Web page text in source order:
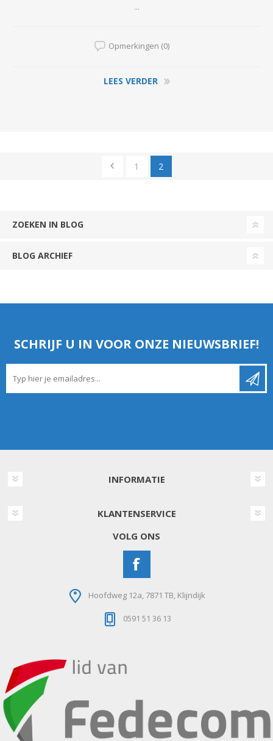
...
Opmerkingen (0)
LEES VERDER
1 2
ZOEKEN IN BLOG
BLOG ARCHIEF
SCHRIJF U IN VOOR ONZE NIEUWSBRIEF!
INFORMATIE
KLANTENSERVICE
VOLG ONS
Hoofdweg 12a, 7871 TB, Klijndijk
0591 51 36 13